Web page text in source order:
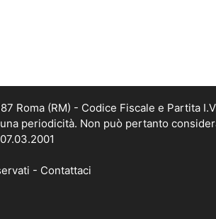
Roma (RM) - Codice Fiscale e Partita
periodicità. Non può pertanto
- Contattaci